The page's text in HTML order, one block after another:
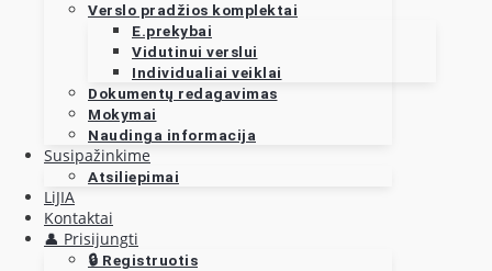
Verslo pradžios komplektai
E.prekybai
Vidutinui verslui
Individualiai veiklai
Dokumentų redagavimas
Mokymai
Naudinga informacija
Susipažinkime
Atsiliepimai
LiJIA
Kontaktai
👤 Prisijungti
🔒 Registruotis